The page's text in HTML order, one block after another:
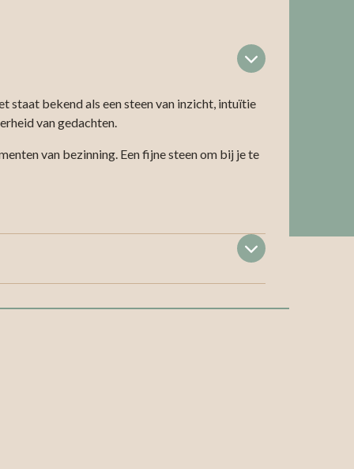
bekend als een steen van inzicht, intuïtie
van gedachten.
van bezinning. Een fijne steen om bij je te